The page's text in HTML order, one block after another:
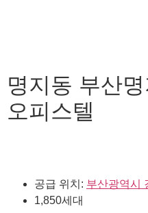
명지동 부산
오피스텔
공급 위치: 부산광역시
1,850세대